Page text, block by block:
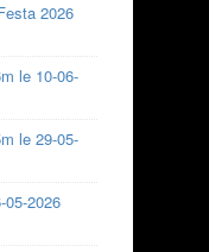
2026
le 10-06-
le 29-05-
05-2026